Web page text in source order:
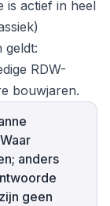
is actief in heel
RDW-
bouwjaren.
anders
geen